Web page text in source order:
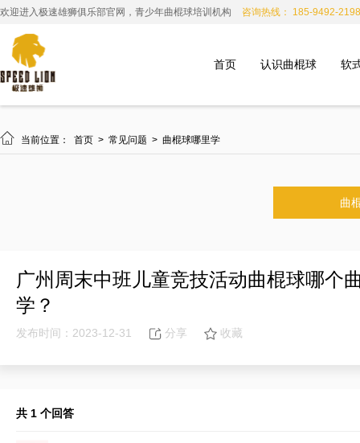
欢迎进入极速雄狮俱乐部官网，青少年曲棍球培训机构 咨询热线： 185-9492-2198
首页 认识曲棍球 软
 当前位置： 首页 > 常见问题 > 曲棍球哪里学
曲
广州周末中班儿童竞技活动曲棍球哪个
学？
发布时间：2023-12-31 分享 收藏
共 1 个回答